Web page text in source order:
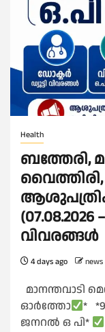
Health
ബത്തേരി,
വിവരങ്ങൾ
4 days ago
മാനന്തവാടി
ഓർത്തോ
*
ജനറൽ ഒ പി*